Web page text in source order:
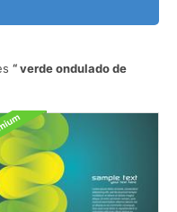
verde ondulado de